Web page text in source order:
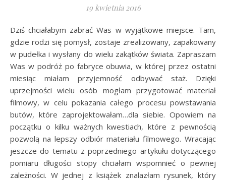
19 kwietnia 2016
Dziś chciałabym zabrać Was w wyjątkowe miejsce. Tam,
gdzie rodzi się pomysł, zostaje zrealizowany, zapakowany
w pudełka i wysłany do wielu zakątków świata. Zapraszam
Was w podróż po fabryce obuwia, w której przez ostatni
miesiąc miałam przyjemność odbywać staż. Dzięki
uprzejmości wielu osób mogłam przygotować materiał
filmowy, w celu pokazania całego procesu powstawania
butów, które zaprojektowałam…dla siebie. Opowiem na
początku o kilku ważnych kwestiach, które z pewnością
pozwolą na lepszy odbiór materiału filmowego. Wracając
jeszcze do tematu z poprzedniego artykułu dotyczącego
pomiaru długości stopy chciałam wspomnieć o pewnej
zależności. W jednej z książek znalazłam rysunek, który